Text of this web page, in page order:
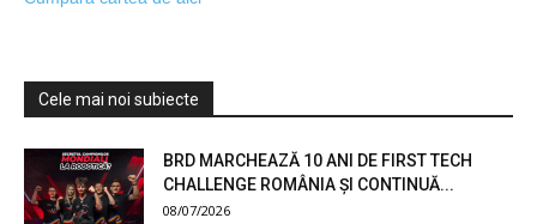
Cele mai noi subiecte
BRD MARCHEAZĂ 10 ANI DE FIRST TECH
CHALLENGE ROMÂNIA ȘI CONTINUĂ...
08/07/2026